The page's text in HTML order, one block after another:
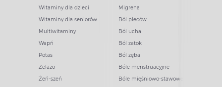
Witaminy dla dzieci
Witaminy dla seniorów
Multiwitaminy
Wapń
Potas
Żelazo
Żeń-szeń
Migrena
Ból pleców
Ból ucha
Ból zatok
Ból zęba
Bóle menstruacyjne
Bóle mięśniowo-stawowe